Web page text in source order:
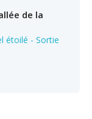
de la
étoilé - Sortie